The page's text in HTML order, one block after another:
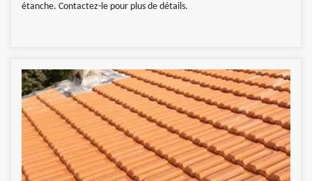
étanche. Contactez-le pour plus de détails.